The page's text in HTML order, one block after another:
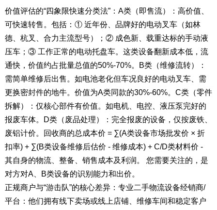
价值评估的“四象限快速分类法”：A类（即售流）：高价值、
可快速转售。包括：① 近年份、品牌好的电动叉车（如林
德、杭叉、合力主流型号）；② 成色新、载重达标的手动液
压车；③ 工作正常的电动托盘车。这类设备翻新成本低，流
通快，价值约占批量总值的50%-70%。B类（维修流转）：
需简单维修后出售。如电池老化但车况良好的电动叉车、需
更换密封件的地牛。价值为A类同款的30%-60%。C类（零件
拆解）：仅核心部件有价值。如电机、电控、液压泵完好的
报废车体。D类（废品处理）：完全报废的设备，仅按废铁、
废铝计价。回收商的总成本价 = ∑(A类设备市场批发价 × 折
扣率) + ∑(B类设备维修后估价 - 维修成本) + C/D类材料价 -
其自身的物流、整备、销售成本及利润。 您需要关注的，是
对方对A、B类设备的识别能力和出价。
正规商户与“游击队”的核心差异：专业二手物流设备经销商/
平台：他们拥有线下卖场或线上店铺、维修车间和稳定客户